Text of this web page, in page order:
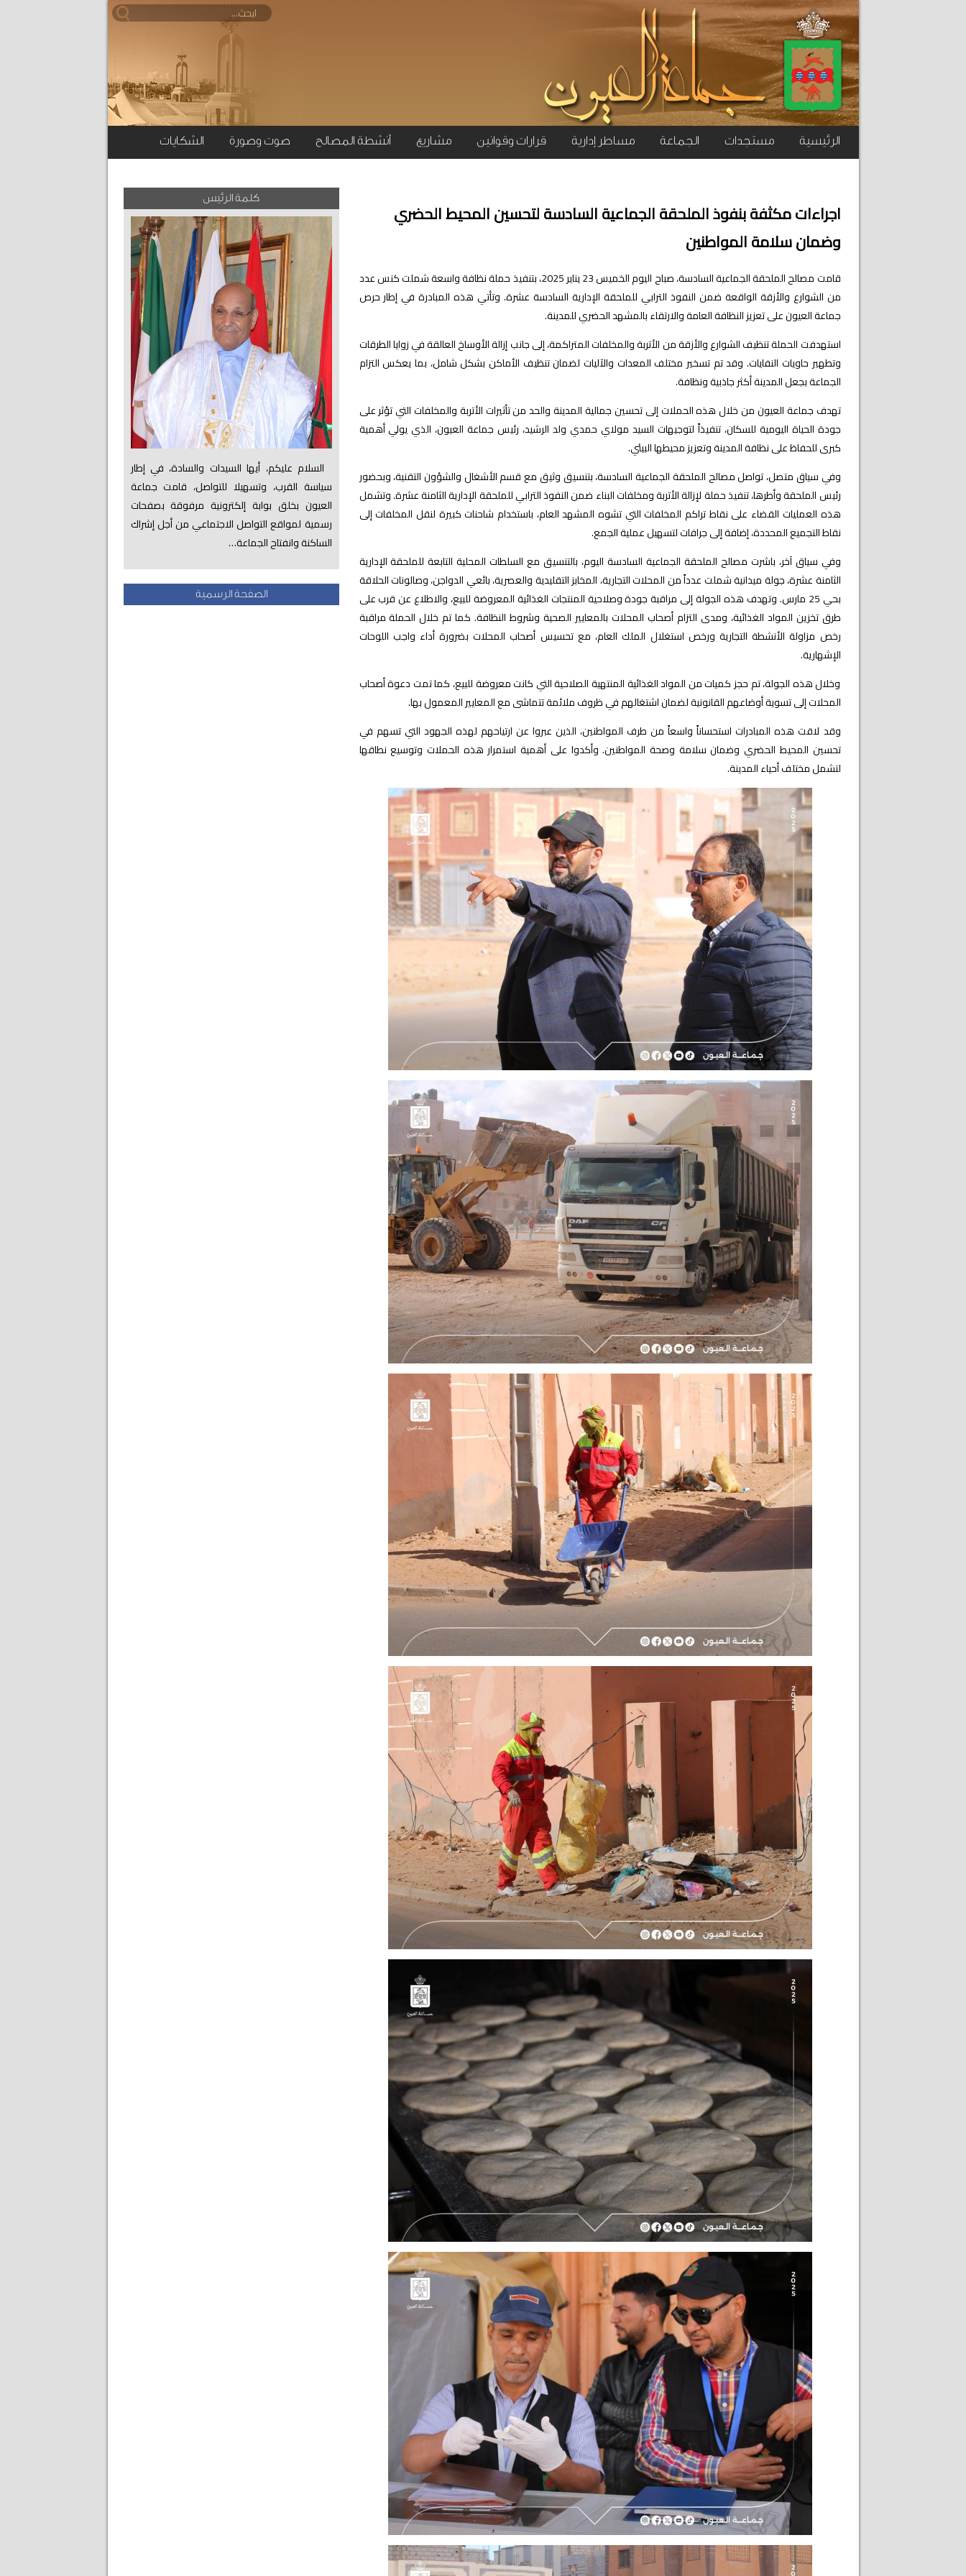
الرئيسية مستجدات الجماعة مساطر إدارية قرارات وقوانين مشاريع أنشطة المصالح صوت وصورة الشكايات
اجراءات مكثفة بنفوذ الملحقة الجماعية السادسة لتحسين المحيط الحضري
وضمان سلامة المواطنين
قامت مصالح الملحقة الجماعية السادسة، صباح اليوم الخميس 23 يناير 2025، بتنفيذ حملة نظافة واسعة شملت كنس عدد
من الشوارع والأزقة الواقعة ضمن النفوذ الترابي للملحقة الإدارية السادسة عشرة. وتأتي هذه المبادرة في إطار حرص
جماعة العيون على تعزيز النظافة العامة والارتقاء بالمشهد الحضري للمدينة.
استهدفت الحملة تنظيف الشوارع والأزقة من الأتربة والمخلفات المتراكمة، إلى جانب إزالة الأوساخ العالقة في زوايا الطرقات
وتطهير حاويات النفايات. وقد تم تسخير مختلف المعدات والآليات لضمان تنظيف الأماكن بشكل شامل، بما يعكس التزام
الجماعة بجعل المدينة أكثر جاذبية ونظافة.
تهدف جماعة العيون من خلال هذه الحملات إلى تحسين جمالية المدينة والحد من تأثيرات الأتربة والمخلفات التي تؤثر على
جودة الحياة اليومية للسكان، تنفيذاً لتوجيهات السيد مولاي حمدي ولد الرشيد، رئيس جماعة العيون، الذي يولي أهمية
كبرى للحفاظ على نظافة المدينة وتعزيز محيطها البيئي.
وفي سياق متصل، تواصل مصالح الملحقة الجماعية السادسة، بتنسيق وثيق مع قسم الأشغال والشؤون التقنية، وبحضور
رئيس الملحقة وأطرها، تنفيذ حملة لإزالة الأتربة ومخلفات البناء ضمن النفوذ الترابي للملحقة الإدارية الثامنة عشرة. وتشمل
هذه العمليات القضاء على نقاط تراكم المخلفات التي تشوه المشهد العام، باستخدام شاحنات كبيرة لنقل المخلفات إلى
نقاط التجميع المحددة، إضافة إلى جرافات لتسهيل عملية الجمع.
وفي سياق آخر، باشرت مصالح الملحقة الجماعية السادسة اليوم، بالتنسيق مع السلطات المحلية التابعة للملحقة الإدارية
الثامنة عشرة، جولة ميدانية شملت عدداً من المحلات التجارية، المخابز التقليدية والعصرية، بائعي الدواجن، وصالونات الحلاقة
بحي 25 مارس. وتهدف هذه الجولة إلى مراقبة جودة وصلاحية المنتجات الغذائية المعروضة للبيع، والاطلاع عن قرب على
طرق تخزين المواد الغذائية، ومدى التزام أصحاب المحلات بالمعايير الصحية وشروط النظافة. كما تم خلال الحملة مراقبة
رخص مزاولة الأنشطة التجارية ورخص استغلال الملك العام، مع تحسيس أصحاب المحلات بضرورة أداء واجب اللوحات
الإشهارية.
وخلال هذه الجولة، تم حجز كميات من المواد الغذائية المنتهية الصلاحية التي كانت معروضة للبيع، كما تمت دعوة أصحاب
المحلات إلى تسوية أوضاعهم القانونية لضمان اشتغالهم في ظروف ملائمة تتماشى مع المعايير المعمول بها.
وقد لاقت هذه المبادرات استحساناً واسعاً من طرف المواطنين، الذين عبروا عن ارتياحهم لهذه الجهود التي تسهم في
تحسين المحيط الحضري وضمان سلامة وصحة المواطنين. وأكدوا على أهمية استمرار هذه الحملات وتوسيع نطاقها
لتشمل مختلف أحياء المدينة.
كلمة الرئيس
السلام عليكم، أيها السيدات والسادة، في إطار
سياسة القرب، وتسهيلا للتواصل، قامت جماعة
العيون بخلق بوابة إلكترونية مرفوقة بصفحات
رسمية لمواقع التواصل الاجتماعي من أجل إشراك
الساكنة وانفتاح الجماعة…
الصفحة الرسمية